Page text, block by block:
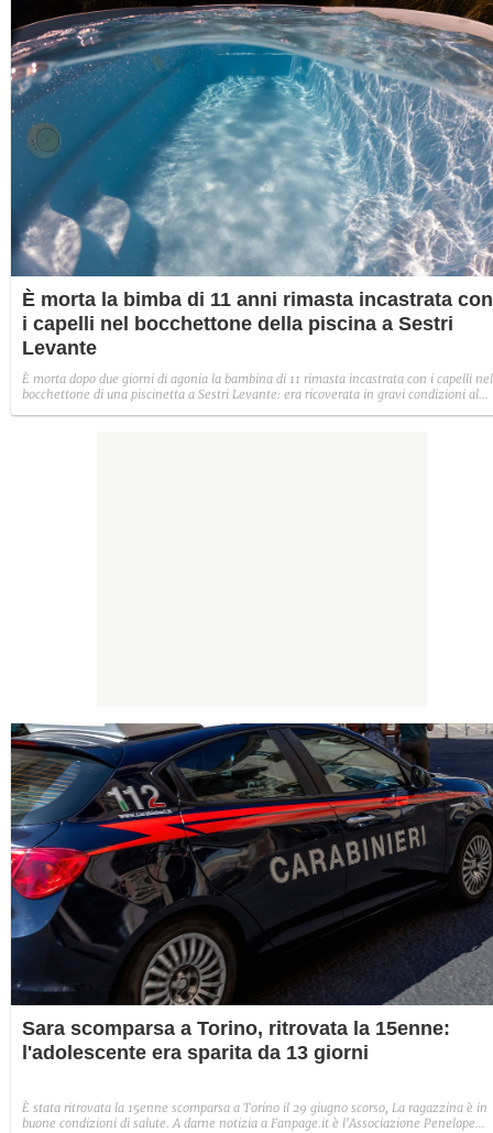
È morta la bimba di 11 anni rimasta incastrata con
i capelli nel bocchettone della piscina a Sestri
Levante
È morta dopo due giorni di agonia la bambina di 11 rimasta incastrata con i capelli nel
bocchettone di una piscinetta a Sestri Levante: era ricoverata in gravi condizioni al
Sara scomparsa a Torino, ritrovata la 15enne:
l'adolescente era sparita da 13 giorni
È stata ritrovata la 15enne scomparsa a Torino il 29 giugno scorso, La ragazzina è in
buone condizioni di salute. A darne notizia a Fanpage.it è l'Associazione Penelope